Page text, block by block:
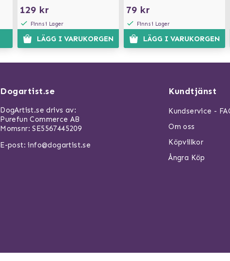
129 kr
Finns i Lager
LÄGG I VARUKORGEN
79 kr
Finns i Lager
LÄGG I VARUKORGEN
Dogartist.se
DogArtist.se drivs av:
Purefun Commerce AB
Momsnr: SE5567445209
E-post:info@dogartist.se
Kundtjänst
Kundservice -
Om oss
Köpvillkor
Ångra Köp